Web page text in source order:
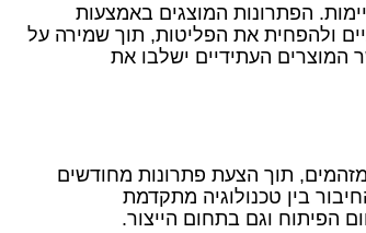
הפתרונות המוצגים באמצעות
ולהפחית את הפליטות, תוך שמירה על
המוצרים העתידיים ישלבו את
תוך הצעת פתרונות מחודשים
בין טכנולוגיה מתקדמת
הפיתוח וגם בתחום הייצור.